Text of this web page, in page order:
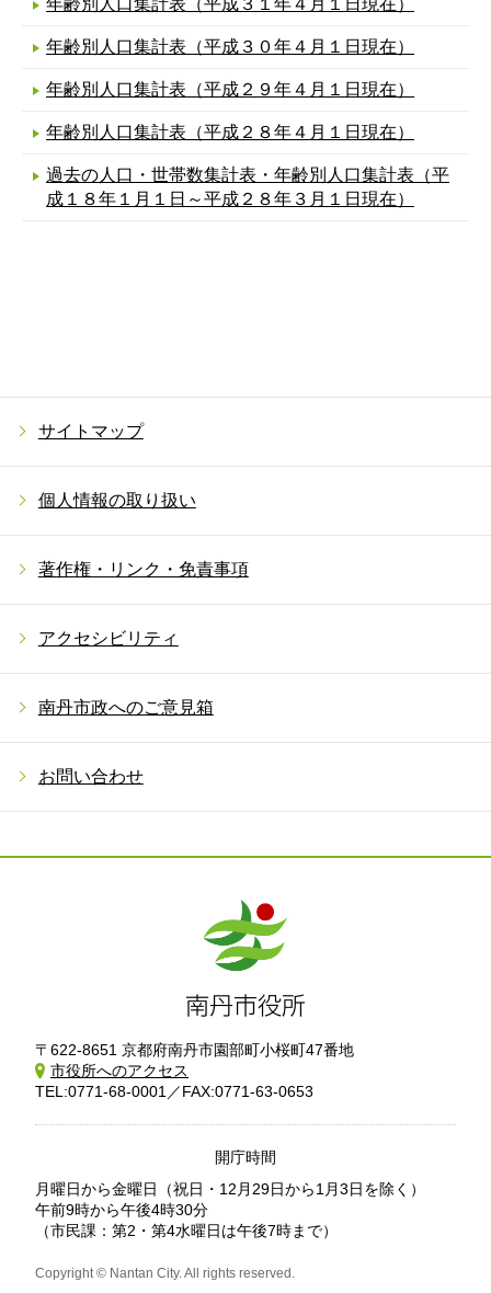
年齢別人口集計表（平成３０年４月１日現在）
年齢別人口集計表（平成２９年４月１日現在）
年齢別人口集計表（平成２８年４月１日現在）
過去の人口・世帯数集計表・年齢別人口集計表（平
成１８年１月１日～平成２８年３月１日現在）
サイトマップ
個人情報の取り扱い
著作権・リンク・免責事項
アクセシビリティ
南丹市政へのご意見箱
お問い合わせ
〒622-8651 京都府南丹市園部町小桜町47番地
市役所へのアクセス
TEL:0771-68-0001／FAX:0771-63-0653
開庁時間
月曜日から金曜日
（祝日・12月29日から1月3日を除く）
午前9時から午後4時30分
（市民課：第2・第4水曜日は午後7時まで）
Copyright © Nantan City. All rights reserved.